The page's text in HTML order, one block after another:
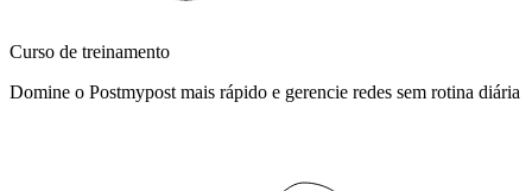
Curso de treinamento
Domine o Postmypost mais rápido e gerencie redes sem rotina diária